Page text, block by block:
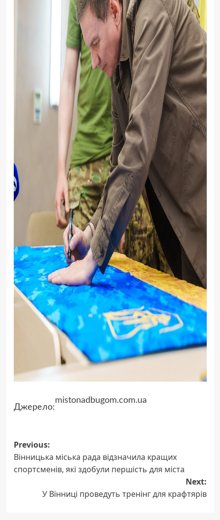
Джерело:
mistonadbugom.com.ua
Post
navigation
Previous:
Вінницька міська рада відзначила кращих
спортсменів, які здобули першість для міста
Next:
У Вінниці проведуть тренінг для крафтярів